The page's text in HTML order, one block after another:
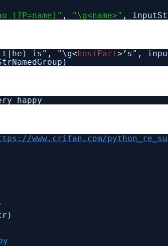
(?P=name)" , "\g<name>" ,
is", "\g<hostPart>’s",
happy
www.crifan.com/